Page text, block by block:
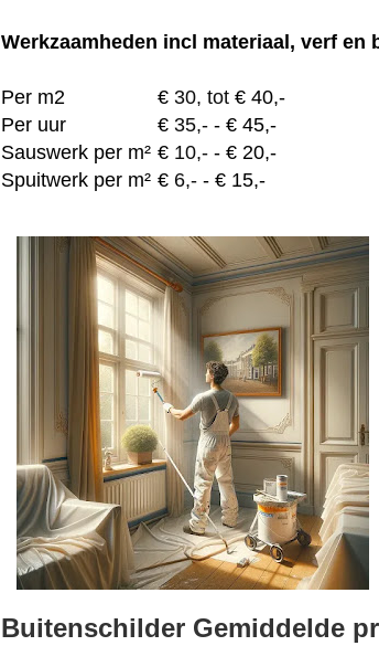
Werkzaamheden incl materiaal, verf en
Per m2 € 30, tot € 40,-
Per uur
€ 35,- - € 45,-
Sauswerk per m² € 10,- - € 20,-
Spuitwerk per m² € 6,- - € 15,-
Buitenschilder Gemiddelde